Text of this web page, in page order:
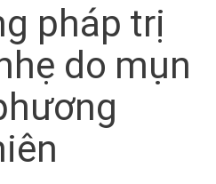
pháp trị
do mụn